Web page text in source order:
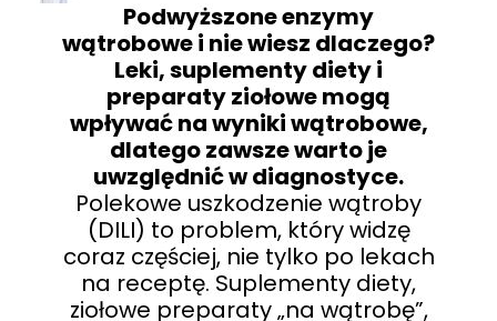
Podwyższone enzymy
wątrobowe i nie wiesz dlaczego?
Leki, suplementy diety i
preparaty ziołowe mogą
wpływać na wyniki wątrobowe,
dlatego zawsze warto je
uwzględnić w diagnostyce.
Polekowe uszkodzenie wątroby
(DILI) to problem, który widzę
coraz częściej, nie tylko po lekach
na receptę. Suplementy diety,
ziołowe preparaty „na wątrobę”,